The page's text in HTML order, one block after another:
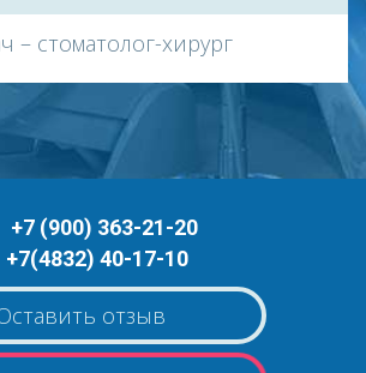
– стоматолог-хирург
отзыв
+7 (900) 363-21-20
+7(4832) 40-17-10